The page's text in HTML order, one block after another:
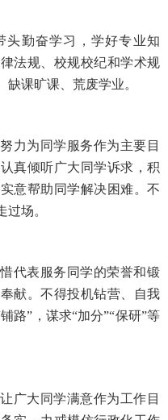
勤奋学习，学好专业知
法规、校规校纪和学术规
课旷课、荒废学业。
力为同学服务作为主要目
真倾听广大同学诉求，积
意帮助同学解决困难。不
场。
代表服务同学的荣誉和锻
献。不得投机钻营、自我
路”，谋求“加分”“保研”等
广大同学满意作为工作目